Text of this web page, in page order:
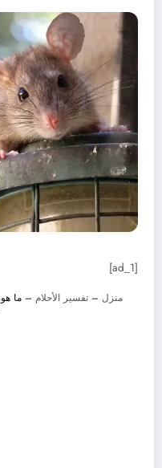
[ad_1]
منزل –تفسير الأحلام –ما